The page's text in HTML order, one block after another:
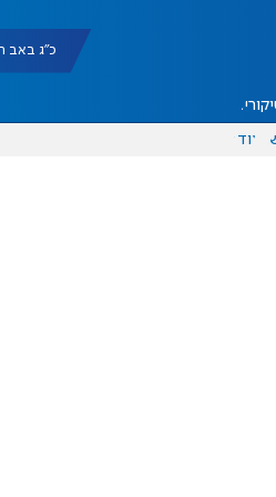
כ"ג באב תשפ"ו
עוד